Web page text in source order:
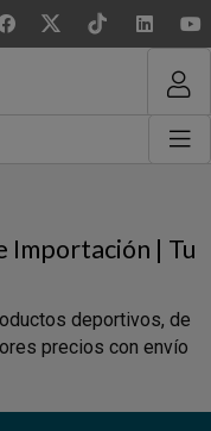
Importación | Tu
deportivos, de
precios con envío